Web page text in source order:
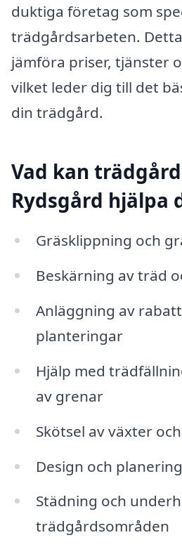
duktiga företag som
trädgårdsarbeten.
jämföra priser, tjänster
vilket leder dig till det
din trädgård.
Vad kan
Rydsgård hjälpa
Gräsklippning och
Beskärning av träd
Anläggning av
planteringar
Hjälp med
av grenar
Skötsel av växter
Design och
Städning och
trädgårdsområden